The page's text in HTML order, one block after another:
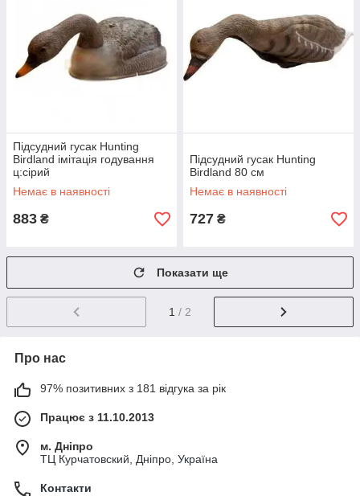
Підсудний гусак Hunting
Birdland імітація годування
ц:сірий
Немає в наявності
883 ₴
Підсудний гусак Hunting
Birdland 80 см
Немає в наявності
727 ₴
Показати ще
1 / 2
Про нас
97% позитивних з 181 відгука за рік
Працює з 11.10.2013
м. Дніпро
ТЦ Курчатовский, Дніпро, Україна
Контакти